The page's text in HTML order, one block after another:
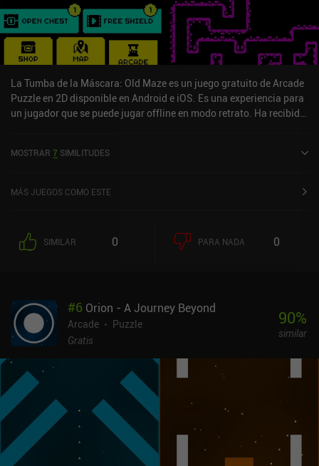
La Tumba de la Máscara: Old Maze es un juego gratuito de Arcade
Puzzle en 2D disponible en Android e iOS. Es una experiencia para
un jugador que se puede jugar offline en modo retrato. Ha recibido
valoración actual de 4,3 sobre 5,0 en Google Play y de 4,7 sobre 5,0
MOSTRAR 7 SIMILITUDES
MÁS JUEGOS COMO ESTE
SIMILAR 0 PARA NADA 0
#6 Orion - A Journey Beyond
Arcade
Puzzle
Gratis
90%
similar